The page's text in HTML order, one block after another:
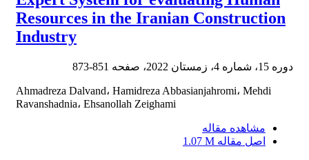
Resources in the Iranian Construction
Industry
دوره 15، شماره 4، زمستان 2022، صفحه 851-873
Ahmadreza Dalvand، Hamidreza Abbasianjahromi، Mehdi
Ravanshadnia، Ehsanollah Zeighami
مشاهده مقاله
اصل مقاله 1.07 M